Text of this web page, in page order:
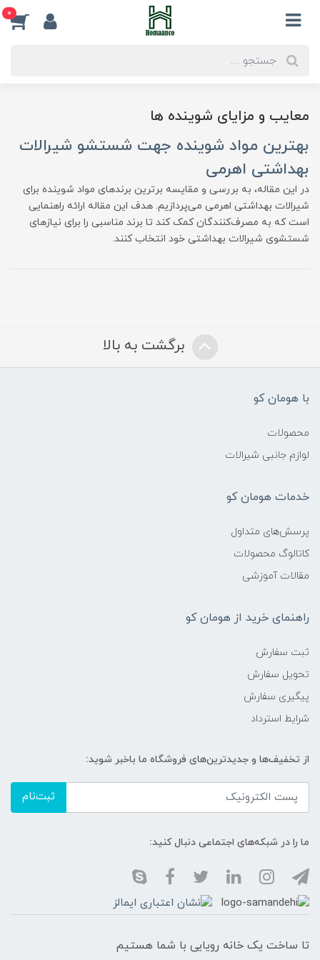
0
معایب و مزایای شوینده ها
بهترین مواد شوینده جهت شستشو شیرالات
بهداشتی اهرمی
در این مقاله، به بررسی و مقایسه برترین برندهای مواد شوینده برای
شیرالات بهداشتی اهرمی می‌پردازیم. هدف این مقاله ارائه راهنمایی
است که به مصرف‌کنندگان کمک کند تا برند مناسبی را برای نیازهای
شستشوی شیرالات بهداشتی خود انتخاب کنند.
برگشت به بالا
با هومان کو
محصولات
لوازم جانبی شیرالات
خدمات هومان کو
پرسش‌های متداول
کاتالوگ محصولات
مقالات آموزشی
راهنمای خرید از هومان کو
ثبت سفارش
تحویل سفارش
پیگیری سفارش
شرایط استرداد
از تخفیف‌ها و جدیدترین‌های فروشگاه ما باخبر شوید:
ثبت‌نام
ما را در شبکه‌های اجتماعی دنبال کنید:
تا ساخت یک خانه رویایی با شما هستیم